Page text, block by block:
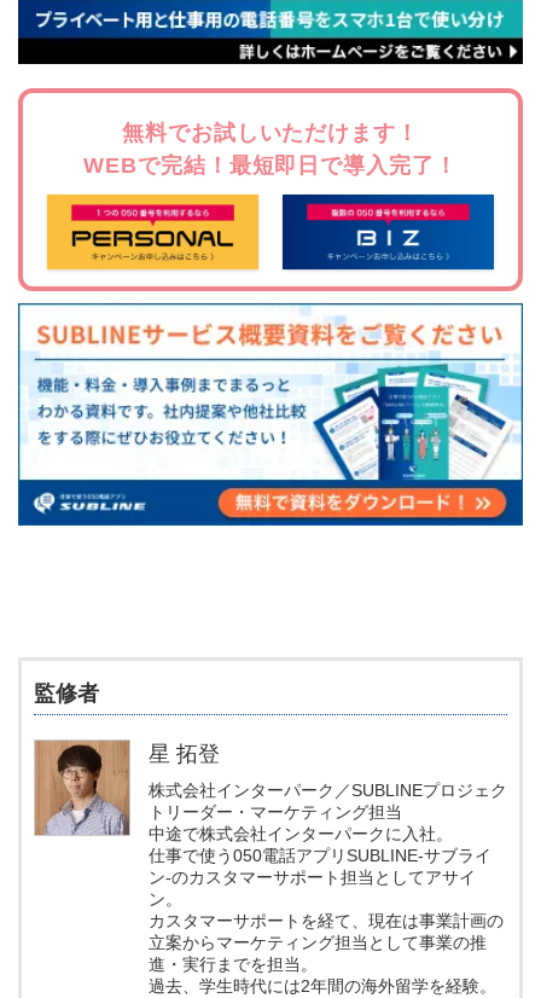
無料でお試しいただけます！
WEBで完結！最短即日で導入完了！
監修者
星 拓登
株式会社インターパーク／SUBLINEプロジェク
トリーダー・マーケティング担当
中途で株式会社インターパークに入社。
仕事で使う050電話アプリSUBLINE-サブライ
ン-のカスタマーサポート担当としてアサイ
ン。
カスタマーサポートを経て、現在は事業計画の
立案からマーケティング担当として事業の推
進・実行までを担当。
過去、学生時代には2年間の海外留学を経験。